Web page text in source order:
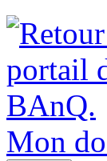
Mon